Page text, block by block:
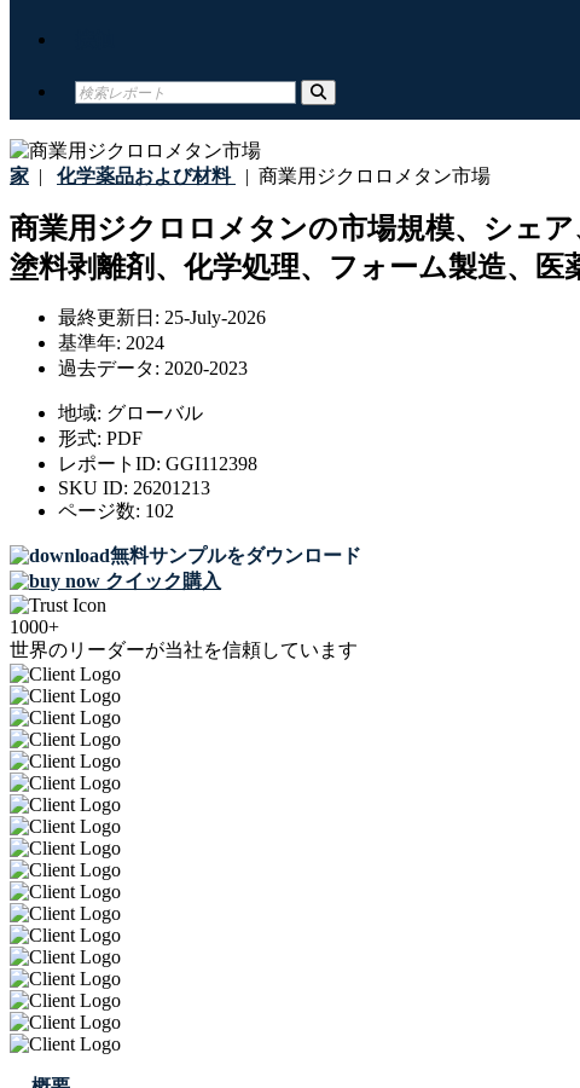
家 | 化学薬品および材料 | 商業用ジクロロメタン市場
商業用ジクロロメタンの市場規模、シェ
塗料剥離剤、化学処理、フォーム製造、医
最終更新日: 25-July-2026
基準年: 2024
過去データ: 2020-2023
地域: グローバル
形式: PDF
レポートID: GGI112398
SKU ID: 26201213
ページ数: 102
無料サンプルをダウンロード
クイック購入
1000+
世界のリーダーが当社を信頼しています